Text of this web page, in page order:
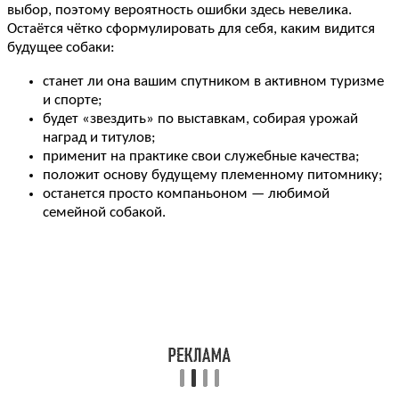
выбор, поэтому вероятность ошибки здесь невелика.
Остаётся чётко сформулировать для себя, каким видится
будущее собаки:
станет ли она вашим спутником в активном туризме
и спорте;
будет «звездить» по выставкам, собирая урожай
наград и титулов;
применит на практике свои служебные качества;
положит основу будущему племенному питомнику;
останется просто компаньоном — любимой
семейной собакой.